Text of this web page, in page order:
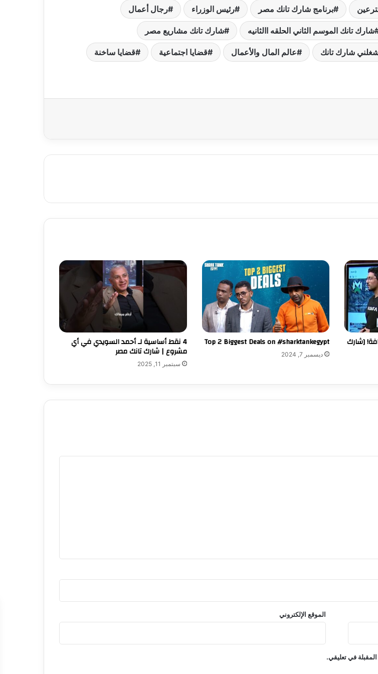
برنامج شارك تانك مصر رئيس الوزراء رجال أعمال
شارك تانك الموسم الثاني الحلقه االثانيه شارك تانك مشاريع مصر
شارك تانك عالم المال والأعمال قضايا اجتماعية قضايا ساخنة
[شارك Top 2 Biggest Deals on #sharktankegypt
ديسمبر 7, 2024
4 نقط أساسية لـ أحمد السويدي في أي
مشروع | شارك تانك مصر
سبتمبر 11, 2025
الموقع الإلكتروني
في تعليقي.